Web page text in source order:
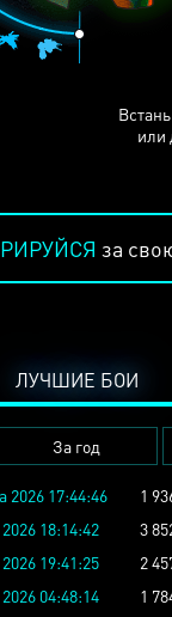
или
за
ЛУЧШИЕ БОИ
За год
2026 17:44:46
1
18:14:42
3
19:41:25
2
04:48:14
1